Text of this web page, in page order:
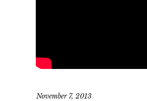
November 7, 2013